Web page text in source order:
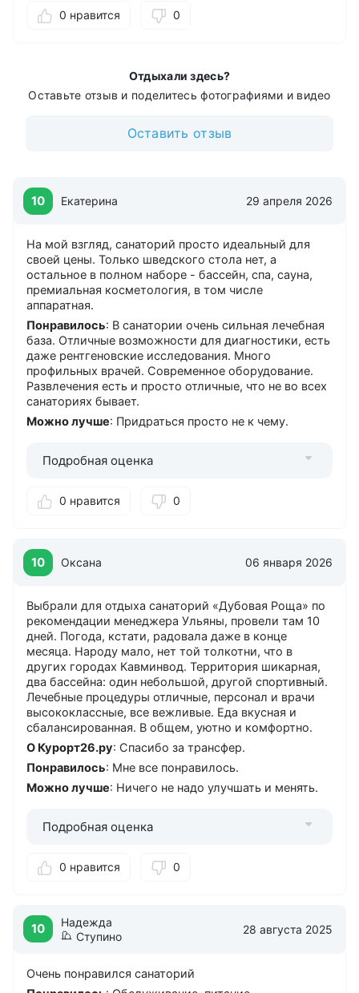
Бесплатный в номерах
Стоянка
Детская игровая площадка
Лечение с 5 лет
Прокат
Велосипедов
Спортинвентаря
Автомобилей
Катамаранов
Услуги
Spa
Аниматоры
Глажение одежды
Камера хранения
Парная (баня)
Салон красоты
Сауна
Солярий
Тренажерный зал
Фитнес-центр
Хамам
Чистка обуви
0 нравится 0
Отдыхали здесь?
Оставьте отзыв и поделитесь фотографиями и видео
Оставить отзыв
10 Екатерина 29 апреля 2026
На мой взгляд, санаторий просто идеальный для
своей цены. Только шведского стола нет, а
остальное в полном наборе - бассейн, спа, сауна,
премиальная косметология, в том числе
аппаратная.
Понравилось: В санатории очень сильная лечебная
база. Отличные возможности для диагностики, есть
даже рентгеновские исследования. Много
профильных врачей. Современное оборудование.
Развлечения есть и просто отличные, что не во всех
санаториях бывает.
Можно лучше: Придраться просто не к чему.
Подробная оценка
0 нравится 0
10 Оксана 06 января 2026
Выбрали для отдыха санаторий «Дубовая Роща» по
рекомендации менеджера Ульяны, провели там 10
дней. Погода, кстати, радовала даже в конце
месяца. Народу мало, нет той толкотни, что в
других городах Кавминвод. Территория шикарная,
два бассейна: один небольшой, другой спортивный.
Лечебные процедуры отличные, персонал и врачи
высококлассные, все вежливые. Еда вкусная и
сбалансированная. В общем, уютно и комфортно.
О Курорт26.ру: Спасибо за трансфер.
Понравилось: Мне все понравилось.
Можно лучше: Ничего не надо улучшать и менять.
Подробная оценка
0 нравится 0
10
Надежда
Ступино
28 августа 2025
Очень понравился санаторий